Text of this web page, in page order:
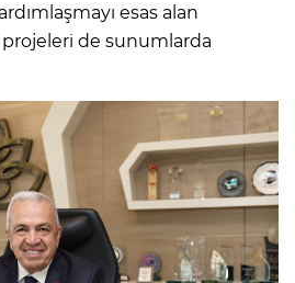
esas alan
projeleri de sunumlarda